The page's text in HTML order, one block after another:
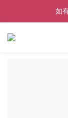
如